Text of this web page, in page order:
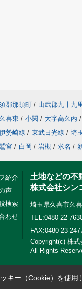
郡那須町 / 山武郡九十九
久喜東 / 小関 / 大字高久丙 /
勢崎線 / 東武日光線 / 埼
宮 / 白岡 / 岩槻 / 求名 /
紹介
声
検索
わせ
土地などの不
株式会社シン
埼玉県久喜市久
TEL:0480-22-
FAX:0480-23-
Copyright(c) 株
All Rights
キー（Cookie）を使用